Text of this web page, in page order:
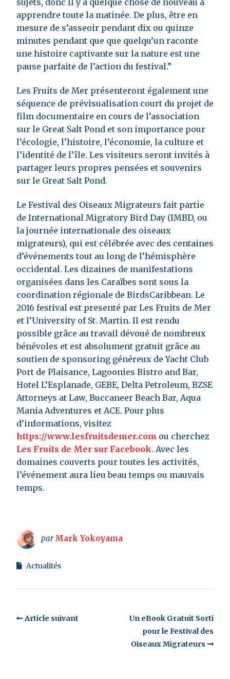
sujets, donc il y a quelque chose de nouveau à
apprendre toute la matinée. De plus, être en
mesure de s’asseoir pendant dix ou quinze
minutes pendant que que quelqu’un raconte
une histoire captivante sur la nature est une
pause parfaite de l’action du festival.”
Les Fruits de Mer présenteront également une
séquence de prévisualisation court du projet de
film documentaire en cours de l’association
sur le Great Salt Pond et son importance pour
l’écologie, l’histoire, l’économie, la culture et
l’identité de l’île. Les visiteurs seront invités à
partager leurs propres pensées et souvenirs
sur le Great Salt Pond.
Le Festival des Oiseaux Migrateurs fait partie
de International Migratory Bird Day (IMBD, ou
la journée internationale des oiseaux
migrateurs), qui est célébrée avec des centaines
d’événements tout au long de l’hémisphère
occidental. Les dizaines de manifestations
organisées dans les Caraïbes sont sous la
coordination régionale de BirdsCaribbean. Le
2016 festival est presenté par Les Fruits de Mer
et l’University of St. Martin. Il est rendu
possible grâce au travail dévoué de nombreux
bénévoles et est absolument gratuit grâce au
soutien de sponsoring généreux de Yacht Club
Port de Plaisance, Lagoonies Bistro and Bar,
Hotel L’Esplanade, GEBE, Delta Petroleum, BZSE
Attorneys at Law, Buccaneer Beach Bar, Aqua
Mania Adventures et ACE. Pour plus
d’informations, visitez
https://www.lesfruitsdemer.com ou cherchez
Les Fruits de Mer sur Facebook. Avec les
domaines couverts pour toutes les activités,
l’événement aura lieu beau temps ou mauvais
temps.
parMark Yokoyama
Actualités
Article suivant
Un eBook Gratuit Sorti
pour le Festival des
Oiseaux Migrateurs